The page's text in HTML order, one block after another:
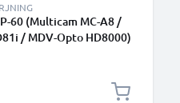
60 (Multicam MC-A8 /
/ MDV-Opto HD8000)